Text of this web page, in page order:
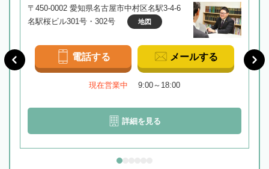
〒450-0002 愛知県名古屋市中村区名駅3-4-6
名駅桜ビル301号・302号
地図
電話する メールする
現在営業中 9:00～18:00
詳細を見る